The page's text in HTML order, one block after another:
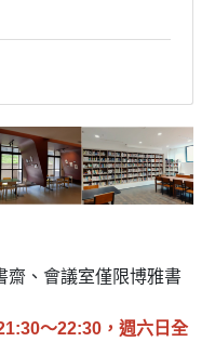
齋、會議室僅限博雅書
～22:30，週六日全